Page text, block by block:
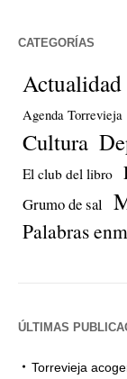
CATEGORÍAS
Actualidad
Agenda Torrevieja
Cultura
El club del libro
Grumo de sal
Palabras
ÚLTIMAS
Torrevieja